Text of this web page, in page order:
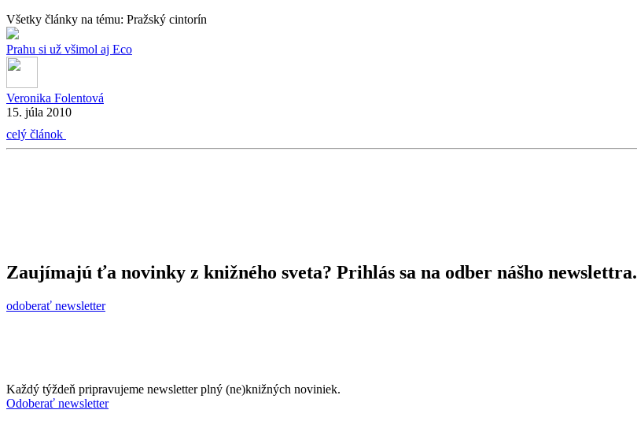
Všetky články na tému: Pražský cintorín
Prahu si už všimol aj Eco
Veronika Folentová
15. júla 2010
celý článok
Zaujímajú ťa novinky z knižného sveta? Prihlás sa na odber nášho newslettra.
odoberať newsletter
Každý týždeň pripravujeme newsletter plný (ne)knižných noviniek.
Odoberať newsletter